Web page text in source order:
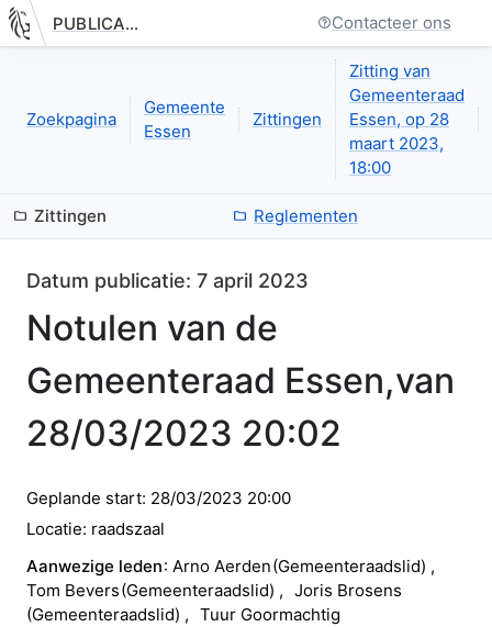
Nieuwe pagina: bestuurseenheid.zittingen.zitting.notulen.index
PUBLICATIE.GELINKT-NOTULEREN.VLAANDEREN.BE Contacteer ons
Zoekpagina
Gemeente
Essen
Zittingen
Zitting van
Gemeenteraad
Essen, op 28
maart 2023,
18:00
Zittingen Reglementen
Datum publicatie: 7 april 2023
Notulen van de
Gemeenteraad Essen,van
28/03/2023 20:02
Geplande start: 28/03/2023 20:00
Locatie: raadszaal
Aanwezige leden Arno Aerden(Gemeenteraadslid)
Tom Bevers(Gemeenteraadslid) Joris Brosens
(Gemeenteraadslid) Tuur Goormachtig